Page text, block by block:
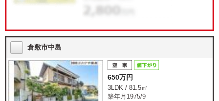
倉敷市中島
650万円
3LDK / 81.5㎡
築年月1975/9